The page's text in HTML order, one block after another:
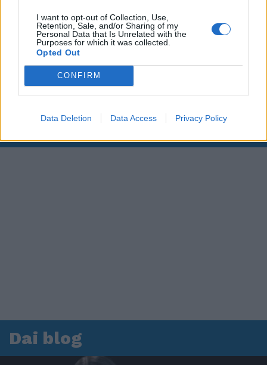
I want to opt-out of Collection, Use,
Retention, Sale, and/or Sharing of my
Personal Data that Is Unrelated with the
Purposes for which it was collected.
Opted Out
CONFIRM
Data Deletion Data Access Privacy Policy
00:00 01:16
Leonardo Maria Del Vecchio dall'ex compagna
in ospedale. Le dichiarazioni ai giornalisti
Dai blog